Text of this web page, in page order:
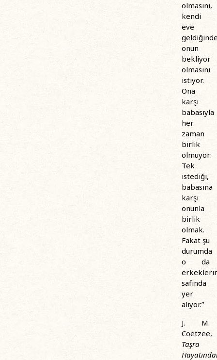
olmasını,
kendi
eve
onun
bekliyor
olmasını
istiyor.
Ona
karşı
babasıyla
her
zaman
birlik
olmuyor:
Tek
istediği,
babasına
karşı
onunla
birlik
olmak.
Fakat şu
durumda
o da
safında
yer
alıyor.”
J. M.
Coetzee,
Taşra